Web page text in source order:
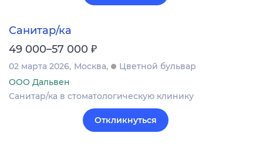
Санитар/ка
49 000–57 000 ₽
02 марта 2026 Москва
Цветной бульвар
ООО Дальвен
Санитар/ка в стоматологическую клинику
Откликнуться